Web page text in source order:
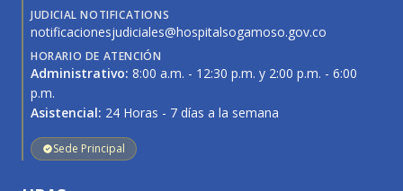
JUDICIAL NOTIFICATIONS
notificacionesjudiciales@hospitalsogamoso.gov.co
HORARIO DE ATENCIÓN
Administrativo: 8:00 a.m. - 12:30 p.m. y 2:00 p.m. - 6:00
p.m.
Asistencial: 24 Horas - 7 días a la semana
Sede Principal